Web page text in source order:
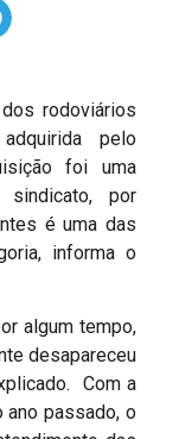
rodoviários
pelo
foi uma
por
é uma das
informa o
algum tempo,
desapareceu
Com a
ano passado, o